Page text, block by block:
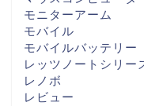
モニターアーム
モバイル
モバイルバッテリー
レッツノートシリー
レノボ
レビュー